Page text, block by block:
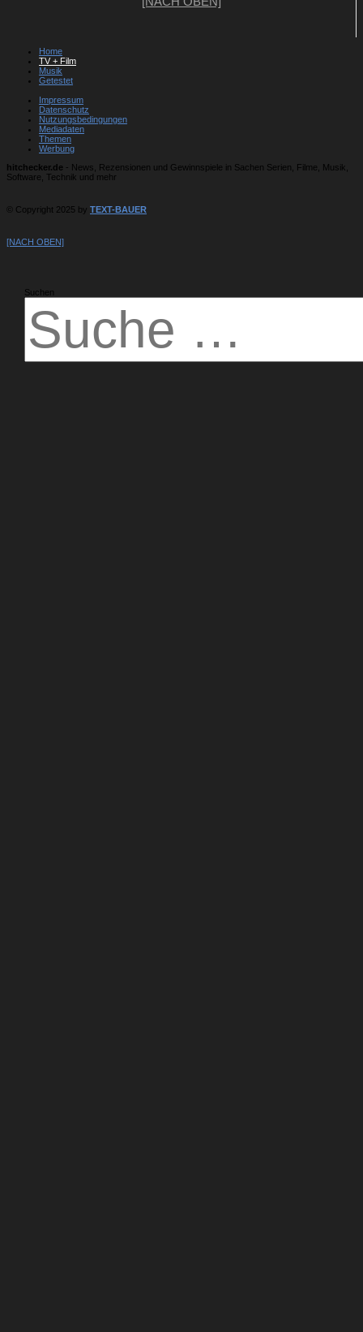
Home
TV + Film
Musik
Getestet
Impressum
Datenschutz
Nutzungsbedingungen
Mediadaten
Themen
Werbung
hitchecker.de - News, Rezensionen und Gewinnspiele in Sachen Serien, Filme, Musik,
Software, Technik und mehr
© Copyright 2025 by TEXT-BAUER
[NACH OBEN]
Suchen